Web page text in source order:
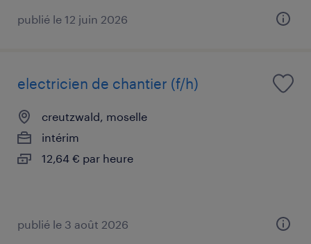
publié le 12 juin 2026
electricien de chantier (f/h)
creutzwald, moselle
intérim
12,64 € par heure
publié le 3 août 2026